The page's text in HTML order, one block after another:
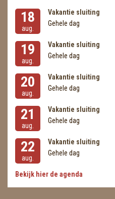
18
aug.
Vakantie sluiting
Gehele dag
19
aug.
Vakantie sluiting
Gehele dag
20
aug.
Vakantie sluiting
Gehele dag
21
aug.
Vakantie sluiting
Gehele dag
22
aug.
Vakantie sluiting
Gehele dag
Bekijk hier de agenda